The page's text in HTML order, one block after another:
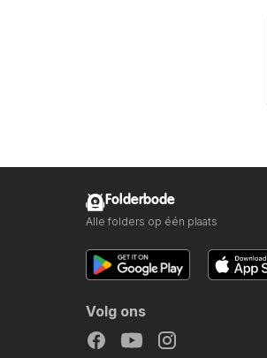
Folderbode
Alle folders op één plaats
Volg ons